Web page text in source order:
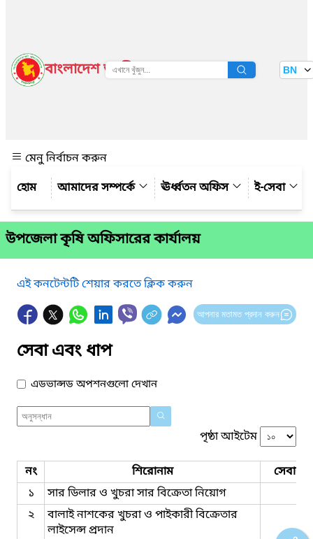
বাংলাদেশ জাতীয় তথ্য বাতায়ন BN
মেনু নির্বাচন করুন
আমাদের সম্পর্কে
ঊর্ধ্বতন অফিস ই-সেবা
উপজেলা কৃষি অফিসারের কার্যালয়
এই কনটেন্টটি শেয়ার করতে ক্লিক করুন
আপনার মতামত প্রদান করুন
সেবা এবং ধাপ
এডভান্সড অপশনগুলো দেখান
পৃষ্ঠা আইটেম
নং শিরোনাম
সেবার
১
সার ডিলার ও খুচরা সার বিক্রেতা নিয়োগ
২
বালাই নাশকের খুচরা ও পাইকারী বিক্রেতার
লাইসেন্স প্রদান